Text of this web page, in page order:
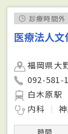
診療時間外
医療法人
福岡県大
092-581-
白木原駅
内科
時間